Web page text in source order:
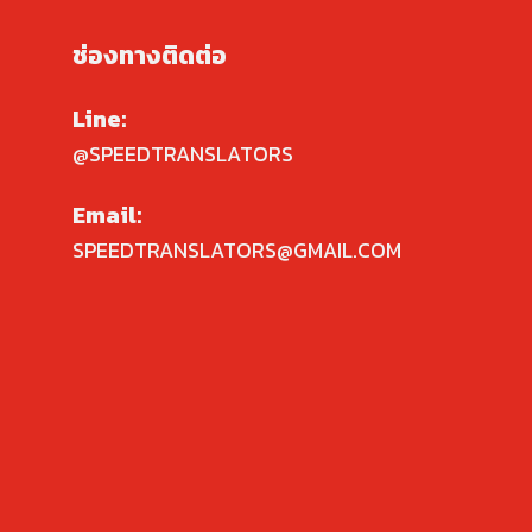
ช่องทางติดต่อ
Line:
@SPEEDTRANSLATORS
Email:
SPEEDTRANSLATORS@GMAIL.COM